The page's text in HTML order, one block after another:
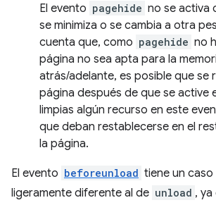
El evento pagehide no se activa
se minimiza o se cambia a otra
cuenta que, como pagehide no
página no sea apta para la
atrás/adelante, es posible que se
página después de que se active
limpias algún recurso en este
que deban restablecerse en el
la página.
El evento beforeunload tiene un caso
ligeramente diferente al de unload ,